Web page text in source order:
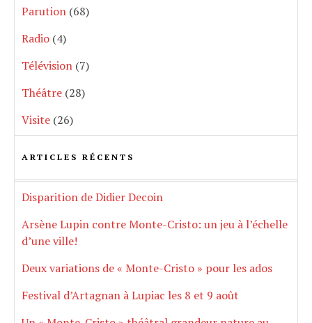
Parution (68)
Radio (4)
Télévision (7)
Théâtre (28)
Visite (26)
ARTICLES RÉCENTS
Disparition de Didier Decoin
Arsène Lupin contre Monte-Cristo: un jeu à l’échelle
d’une ville!
Deux variations de « Monte-Cristo » pour les ados
Festival d’Artagnan à Lupiac les 8 et 9 août